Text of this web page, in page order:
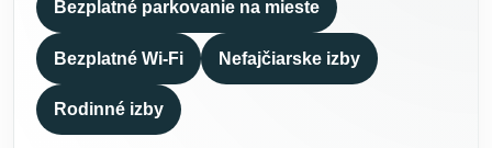
Bezplatné parkovanie na mieste
Bezplatné Wi-Fi Nefajčiarske izby
Rodinné izby